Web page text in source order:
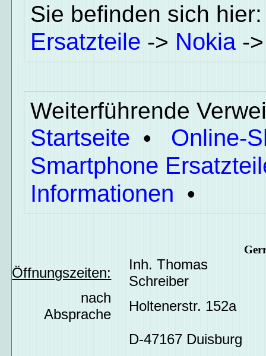
Sie befinden sich
Ersatzteile -> Nokia-
Weiterführende
Startseite • Online-
Smartphone
Informationen •
Öffnungszeiten:
Inh. Thomas
Schreiber
nach
Absprache
Holtenerstr. 152a
D-47167 Duisburg